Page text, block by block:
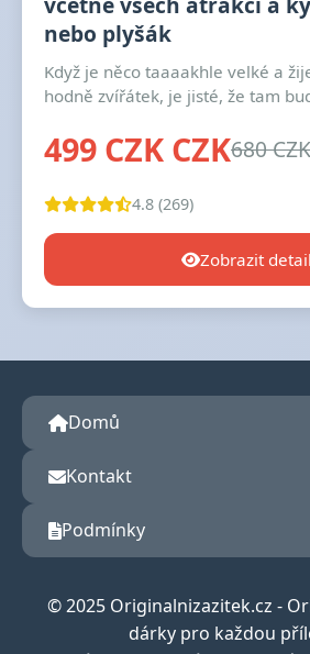
nebo plyšák
Když je něco taaaakhle velké a
hodně zvířátek, je jisté, že tam
499 CZK CZK680
4.8 (269)
Zobrazit detail
Domů
Kontakt
Podmínky
© 2025 Originalnizazitek.cz -
dárky pro každou